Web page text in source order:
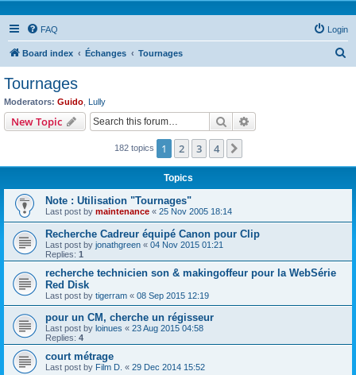
FAQ Login
Board index Échanges Tournages
Tournages
Moderators: Guido Lully
New Topic Search
182 topics 1 2 3 4
Topics
Note : Utilisation "Tournages"
Last post by maintenance « 25 Nov 2005 18:14
Recherche Cadreur équipé Canon pour Clip
Last post by jonathgreen « 04 Nov 2015 01:21
Replies: 1
recherche technicien son & makingoffeur pour la WebSérie
Red Disk
Last post by tigerram « 08 Sep 2015 12:19
pour un CM, cherche un régisseur
Last post by loinues « 23 Aug 2015 04:58
Replies: 4
court métrage
Last post by Film D. « 29 Dec 2014 15:52